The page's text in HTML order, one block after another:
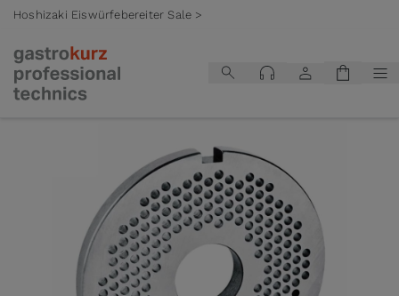
Hoshizaki Eiswürfebereiter Sale >